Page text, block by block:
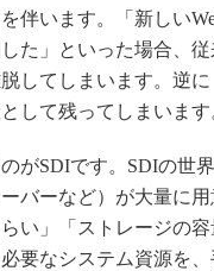
伴います。「新しい
た」といった場合、
してしまいます。逆
して残ってしまいます
がSDIです。SDIの世
バーなど）が大量に
い」「ストレージの
要なシステム資源を